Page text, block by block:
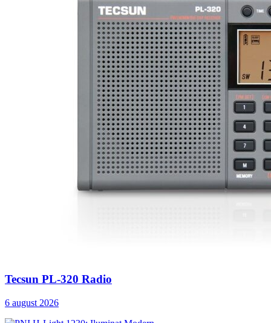
Tecsun PL-320 Radio
6 august 2026